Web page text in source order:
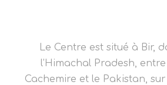
Le Centre est situé à Bir,
l’Himachal Pradesh,
Cachemire et le Pakistan,